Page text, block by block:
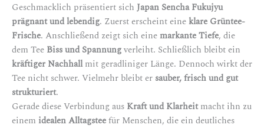
Geschmacklich präsentiert sich Japan Sencha Fukujyu
prägnant und lebendig. Zuerst erscheint eineklare Grüntee-
Frische. Anschließend zeigt sich einemarkante Tiefe, die
dem Tee Biss und Spannungverleiht. Schließlich bleibt ein
kräftiger Nachhallmit geradliniger Länge. Dennoch wirkt der
Tee nicht schwer. Vielmehr bleibt er sauber, frisch und gut
strukturiert.
Gerade diese Verbindung aus Kraft und Klarheitmacht ihn zu
einem idealen Alltagsteefür Menschen, die ein deutliches